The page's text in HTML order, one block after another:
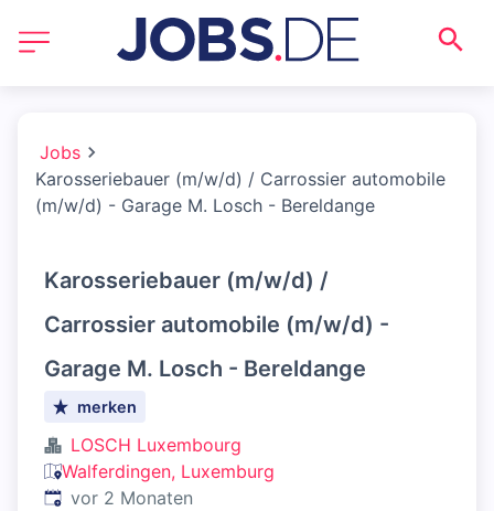
Jobs
Karosseriebauer (m/w/d) / Carrossier automobile
(m/w/d) - Garage M. Losch - Bereldange
Karosseriebauer (m/w/d) /
Carrossier automobile (m/w/d) -
Garage M. Losch - Bereldange
merken
LOSCH Luxembourg
Walferdingen, Luxemburg
Veröffentlicht:
vor 2 Monaten